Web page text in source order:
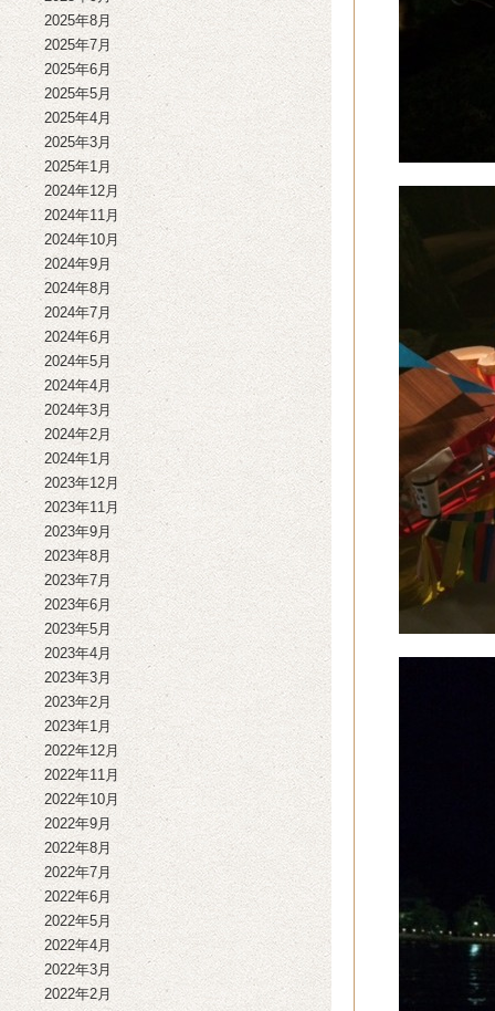
2025年8月
2025年7月
2025年6月
2025年5月
2025年4月
2025年3月
2025年1月
2024年12月
2024年11月
2024年10月
2024年9月
2024年8月
2024年7月
2024年6月
2024年5月
2024年4月
2024年3月
2024年2月
2024年1月
2023年12月
2023年11月
2023年9月
2023年8月
2023年7月
2023年6月
2023年5月
2023年4月
2023年3月
2023年2月
2023年1月
2022年12月
2022年11月
2022年10月
2022年9月
2022年8月
2022年7月
2022年6月
2022年5月
2022年4月
2022年3月
2022年2月